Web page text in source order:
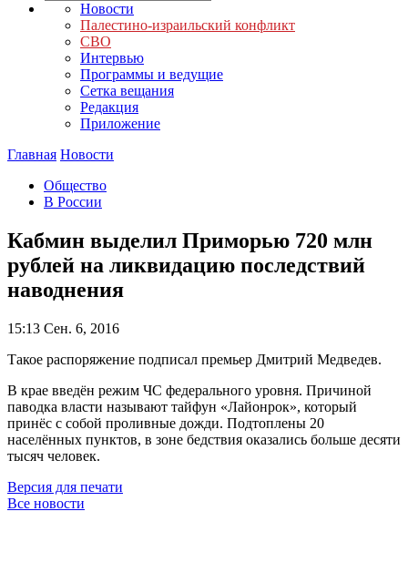
Новости
Палестино-израильский конфликт
СВО
Интервью
Программы и ведущие
Сетка вещания
Редакция
Приложение
Главная Новости
Общество
В России
Кабмин выделил Приморью 720 млн
рублей на ликвидацию последствий
наводнения
15:13 Сен. 6, 2016
Такое распоряжение подписал премьер Дмитрий Медведев.
В крае введён режим ЧС федерального уровня. Причиной
паводка власти называют тайфун «Лайонрок», который
принёс с собой проливные дожди. Подтоплены 20
населённых пунктов, в зоне бедствия оказались больше десяти
тысяч человек.
Версия для печати
Все новости